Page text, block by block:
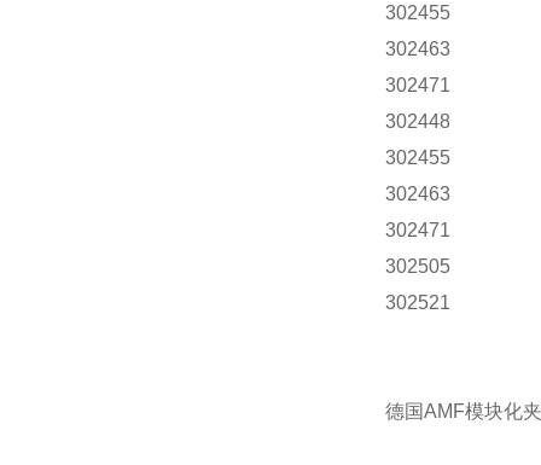
302455
302463
302471
302448
302455
302463
302471
302505
302521
德国AMF模块化